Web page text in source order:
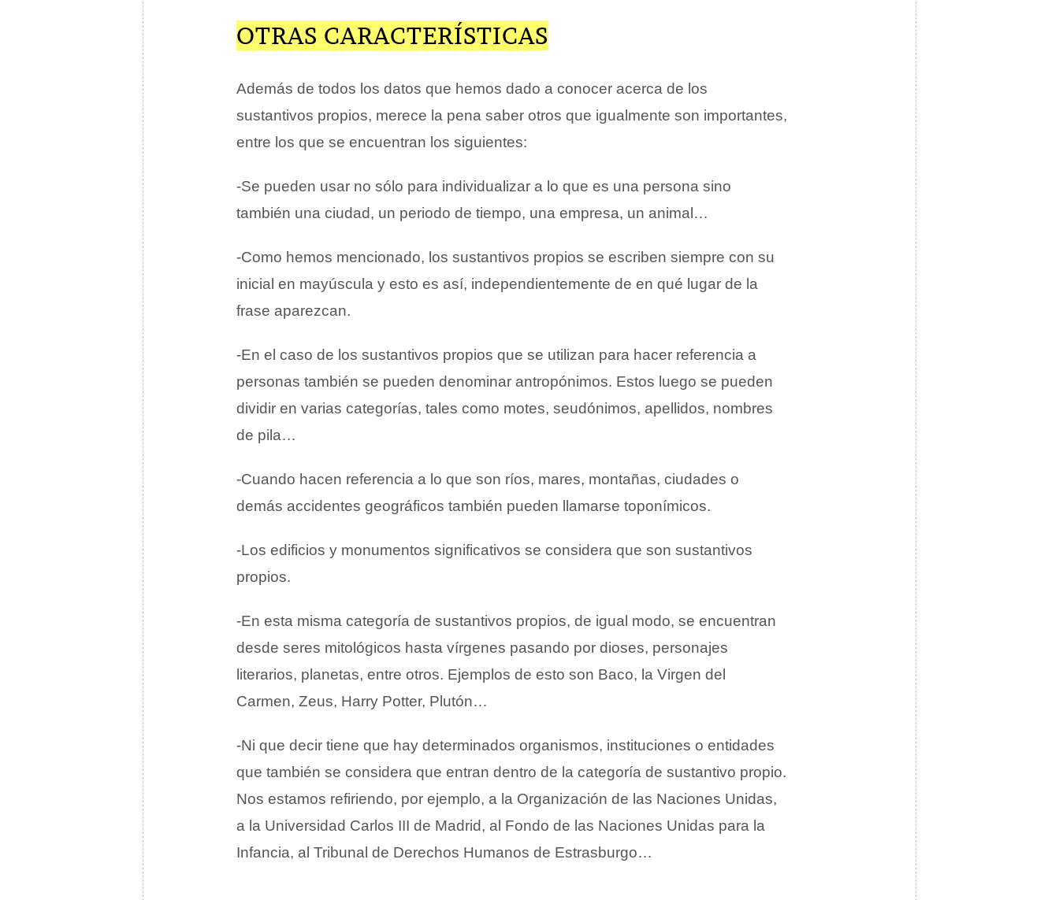
OTRAS CARACTERÍSTICAS
Además de todos los datos que hemos dado a conocer acerca de los
sustantivos propios, merece la pena saber otros que igualmente son importantes,
entre los que se encuentran los siguientes:
-Se pueden usar no sólo para individualizar a lo que es una persona sino
también una ciudad, un periodo de tiempo, una empresa, un animal…
-Como hemos mencionado, los sustantivos propios se escriben siempre con su
inicial en mayúscula y esto es así, independientemente de en qué lugar de la
frase aparezcan.
-En el caso de los sustantivos propios que se utilizan para hacer referencia a
personas también se pueden denominar antropónimos. Estos luego se pueden
dividir en varias categorías, tales como motes, seudónimos, apellidos, nombres
de pila…
-Cuando hacen referencia a lo que son ríos, mares, montañas, ciudades o
demás accidentes geográficos también pueden llamarse toponímicos.
-Los edificios y monumentos significativos se considera que son sustantivos
propios.
-En esta misma categoría de sustantivos propios, de igual modo, se encuentran
desde seres mitológicos hasta vírgenes pasando por dioses, personajes
literarios, planetas, entre otros. Ejemplos de esto son Baco, la Virgen del
Carmen, Zeus, Harry Potter, Plutón…
-Ni que decir tiene que hay determinados organismos, instituciones o entidades
que también se considera que entran dentro de la categoría de sustantivo propio.
Nos estamos refiriendo, por ejemplo, a la Organización de las Naciones Unidas,
a la Universidad Carlos III de Madrid, al Fondo de las Naciones Unidas para la
Infancia, al Tribunal de Derechos Humanos de Estrasburgo…